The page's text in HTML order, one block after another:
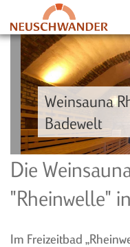
NEWS
HISTORIE
PRESSE-ECHO
Weinsauna
Badewelt
Die
"Rheinwelle"
Im Freizeitbad